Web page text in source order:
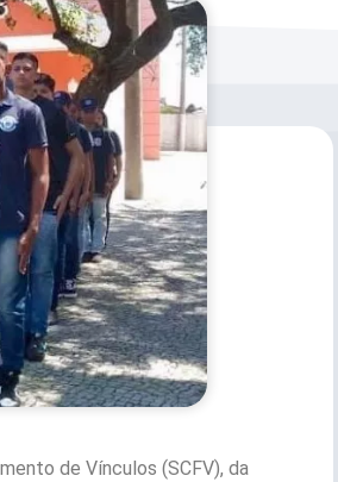
de Vínculos (SCFV), da